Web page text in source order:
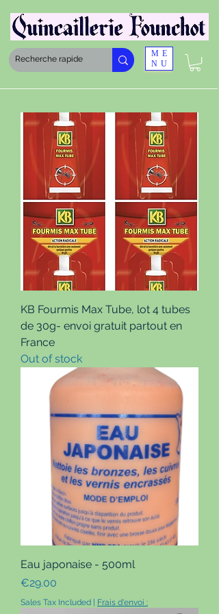
ME
NU
KB Fourmis Max Tube, lot 4 tubes
de 30g- envoi gratuit partout en
France
Out of stock
Eau japonaise - 500ml
Price
€29.00
Sales Tax Included Frais d'envoi :